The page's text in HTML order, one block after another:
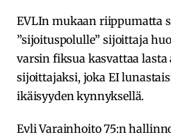
EVLIn mukaan riippumatta
”sijoituspolulle” sijoittaja
varsin fiksua kasvattaa lasta
sijoittajaksi, joka EI
ikäisyyden kynnyksellä.
Evli Varainhoito 75:n